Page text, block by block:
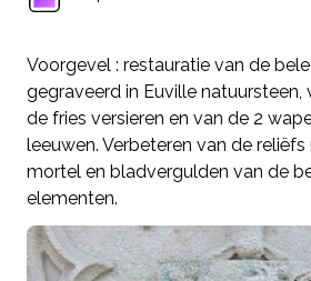
Voorgevel : restauratie van de
gegraveerd in Euville natuursteen,
de fries versieren en van de 2
leeuwen. Verbeteren van de
mortel en bladvergulden van de
elementen.